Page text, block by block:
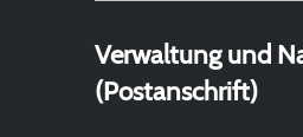
Verwaltung und
(Postanschrift)